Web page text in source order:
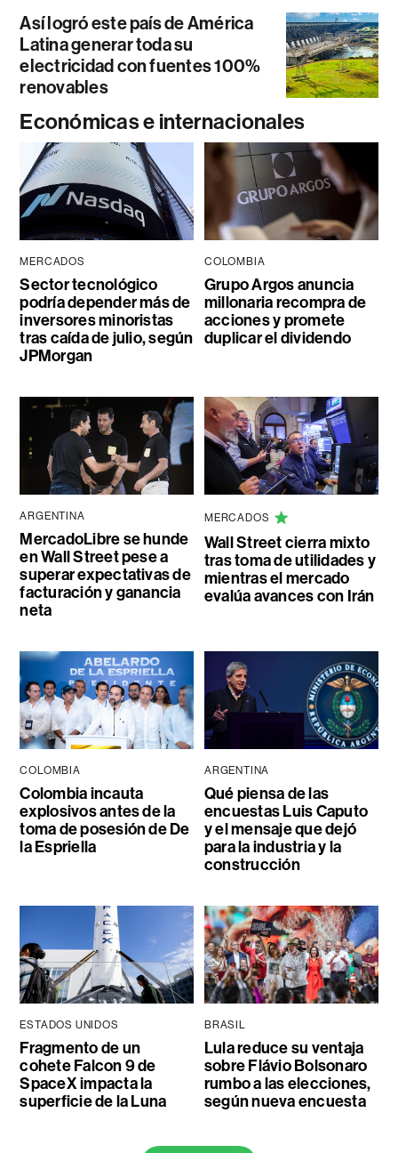
Así logró este país de América
Latina generar toda su
electricidad con fuentes 100%
renovables
Económicas e internacionales
MERCADOS
Sector tecnológico
podría depender más de
inversores minoristas
tras caída de julio, según
JPMorgan
COLOMBIA
Grupo Argos anuncia
millonaria recompra de
acciones y promete
duplicar el dividendo
ARGENTINA
MercadoLibre se hunde
en Wall Street pese a
superar expectativas de
facturación y ganancia
neta
MERCADOS
Wall Street cierra mixto
tras toma de utilidades y
mientras el mercado
evalúa avances con Irán
COLOMBIA
Colombia incauta
explosivos antes de la
toma de posesión de De
la Espriella
ARGENTINA
Qué piensa de las
encuestas Luis Caputo
y el mensaje que dejó
para la industria y la
construcción
ESTADOS UNIDOS
Fragmento de un
cohete Falcon 9 de
SpaceX impacta la
superficie de la Luna
BRASIL
Lula reduce su ventaja
sobre Flávio Bolsonaro
rumbo a las elecciones,
según nueva encuesta